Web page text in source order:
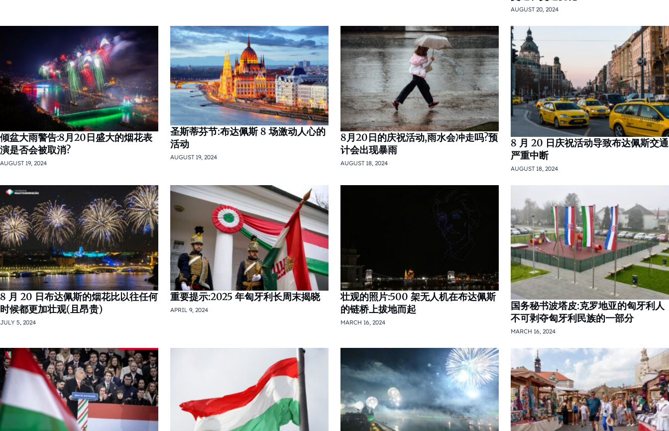
AUGUST 20, 2024
倾盆大雨警告:8月20日盛大的烟花表
演是否会被取消?
AUGUST 19, 2024
圣斯蒂芬节:布达佩斯 8 场激动人心的
活动
AUGUST 19, 2024
8月20日的庆祝活动,雨水会冲走吗?预
计会出现暴雨
AUGUST 18, 2024
8 月 20 日庆祝活动导致布达佩斯交通
严重中断
AUGUST 18, 2024
8 月 20 日布达佩斯的烟花比以往任何
时候都更加壮观(且昂贵)
JULY 5, 2024
重要提示:2025 年匈牙利长周末揭晓
APRIL 9, 2024
壮观的照片:500 架无人机在布达佩斯
的链桥上拔地而起
MARCH 16, 2024
国务秘书波塔皮:克罗地亚的匈牙利人
不可剥夺匈牙利民族的一部分
MARCH 16, 2024